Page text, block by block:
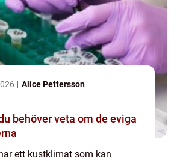
Alice Pettersson
ett kustklimat som kan